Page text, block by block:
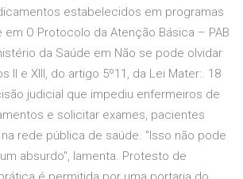
estabelecidos em programas
O Protocolo da Atenção Básica – PAB
da Saúde em Não se pode olvidar
II e XIII, do artigo 5º11, da Lei Mater:. 18
judicial que impediu enfermeiros de
e solicitar exames, pacientes
rede pública de saúde. "Isso não pode
absurdo", lamenta. Protesto de